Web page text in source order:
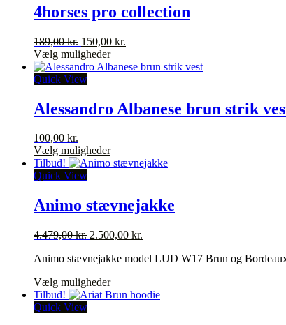
varianter.
Mulighederne
vælges
på
varesiden
4horses pro collection
189,00kr. Den
oprindelige
pris
var:
150,00 kr.
pris
Vælg mulighederDette
vare
varianter.
Mulighederne
på
varesiden
Quick View
Alessandro Albanese brun strik
100,00 kr.
Vælg mulighederDette
vare
varianter.
Mulighederne
vælges
varesiden
Tilbud!
Quick View
Animo stævnejakke
4.479,00kr. Den
pris
4.479,00 kr..
2.500,00 kr.
pris
Animo stævnejakke model LUD W17 Brun og
Vælg mulighederDette
vare
Tilbud!
Quick View